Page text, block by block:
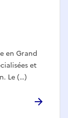
en Grand
et
Le (…)